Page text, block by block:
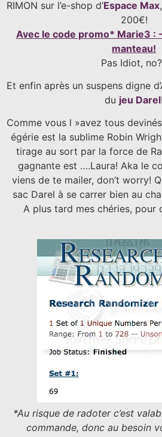
RIMON sur l’e-shop d’Espace Max
200€!
Avec le code promo* Marie3 :
manteau!
Pas Idiot,
Et enfin après un suspens digne
du jeu Darel!
Comme vous l »avez tous
égérie est la sublime Robin
tirage au sort par la force de
gagnante est ….Laura! Aka le
viens de te mailer, don’t worry!
sac Darel à se carrer bien au
A plus tard mes chéries, pour
*Au risque de radoter c’est
commande, donc au besoin